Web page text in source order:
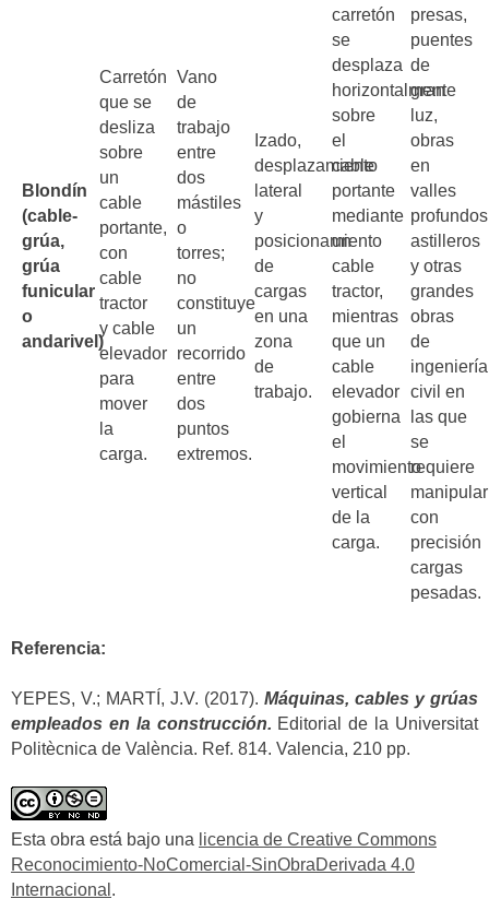
Blondín
(cable-
grúa,
grúa
funicular
o
andarivel)
Carretón
que se
desliza
sobre
un
cable
portante,
con
cable
tractor
y cable
elevador
para
mover
la
carga.
Vano
de
trabajo
entre
dos
mástiles
o
torres;
no
constituye
un
recorrido
entre
dos
puntos
extremos.
Izado,
desplazamiento
lateral
y
posicionamiento
de
cargas
en una
zona
de
trabajo.
carretón
se
desplaza
horizontalmente
sobre
el
cable
portante
mediante
un
cable
tractor,
mientras
que un
cable
elevador
gobierna
el
movimiento
vertical
de la
carga.
presas,
puentes
de
gran
luz,
obras
en
valles
astilleros
y otras
grandes
obras
de
ingeniería
civil en
las que
se
requiere
manipular
con
precisión
cargas
pesadas.
Referencia:
YEPES, V.; MARTÍ, J.V. (2017). Máquinas, cables y grúas
empleados en la construcción. Editorial de la Universitat
Politècnica de València. Ref. 814. Valencia, 210 pp.
Esta obra está bajo una licencia de Creative Commons
Reconocimiento-NoComercial-SinObraDerivada 4.0
Internacional .